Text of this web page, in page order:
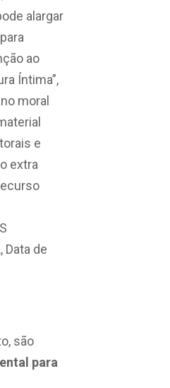
alargar
ao
Íntima”,
moral
e
extra
Data de
são
para